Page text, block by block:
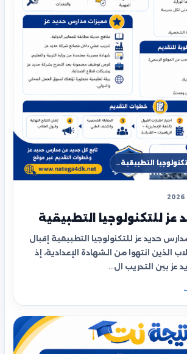
التطبيقية…
للتكنولوجيا التطبيقية
حديد عز للتكنولوجيا التطبيقية إقبال
الذين انتهوا من الشهادة الإعدادية، إذ
عز بين التدريب ال…